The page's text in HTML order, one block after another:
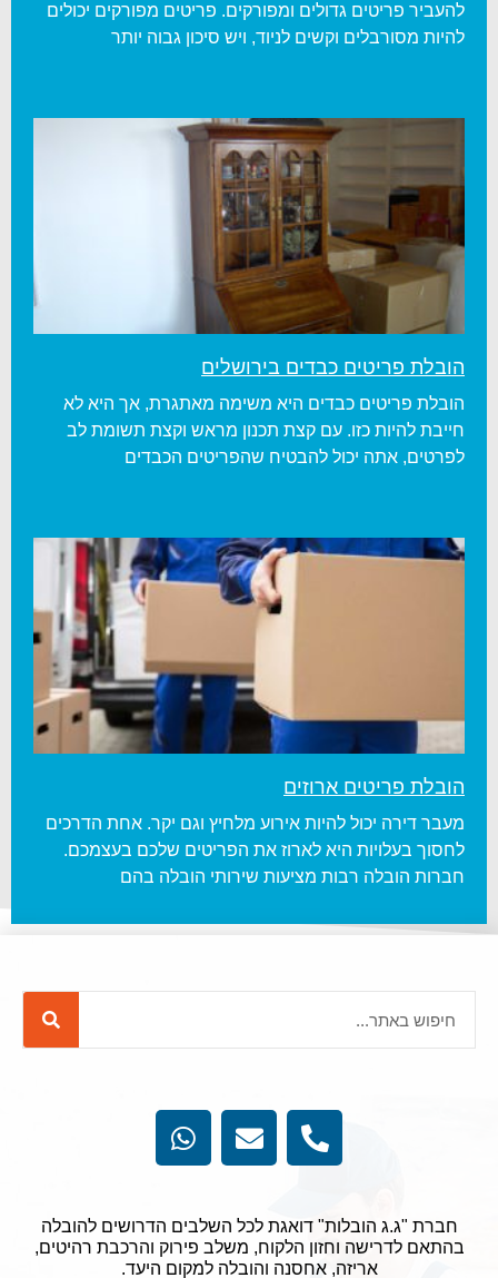
להעביר פריטים גדולים ומפורקים. פריטים מפורקים יכולים
להיות מסורבלים וקשים לניוד, ויש סיכון גבוה יותר
הובלת פריטים כבדים בירושלים
הובלת פריטים כבדים היא משימה מאתגרת, אך היא לא
חייבת להיות כזו. עם קצת תכנון מראש וקצת תשומת לב
לפרטים, אתה יכול להבטיח שהפריטים הכבדים
הובלת פריטים ארוזים
מעבר דירה יכול להיות אירוע מלחיץ וגם יקר. אחת הדרכים
לחסוך בעלויות היא לארוז את הפריטים שלכם בעצמכם.
חברות הובלה רבות מציעות שירותי הובלה בהם
חברת "ג.ג הובלות" דואגת לכל השלבים הדרושים להובלה
בהתאם לדרישה וחזון הלקוח, משלב פירוק והרכבת רהיטים,
אריזה, אחסנה והובלה למקום היעד.